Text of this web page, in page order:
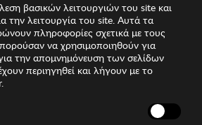
βασικών λειτουργιών του site και
την λειτουργία του site. Αυτά τα
πληροφορίες σχετικά με τους
να χρησιμοποιηθούν για
την απομνημόνευση των σελίδων
περιηγηθεί και λήγουν με το